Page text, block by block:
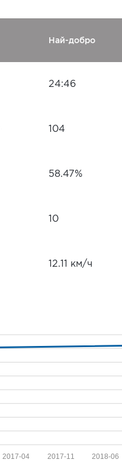
Най-добро
24:46
104
58.47%
10
12.11 км/ч
2018-06
2017-11
2017-04